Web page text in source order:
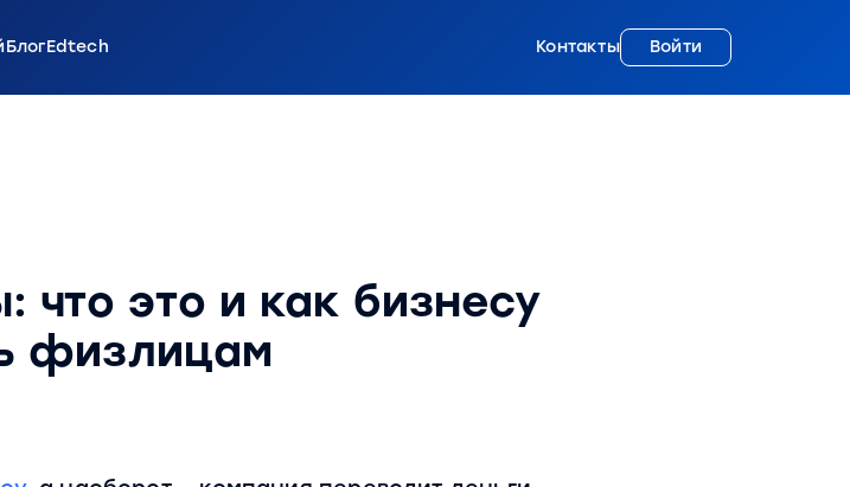
БлогEdtech Контакты Войти
это и как бизнесу
физлицам